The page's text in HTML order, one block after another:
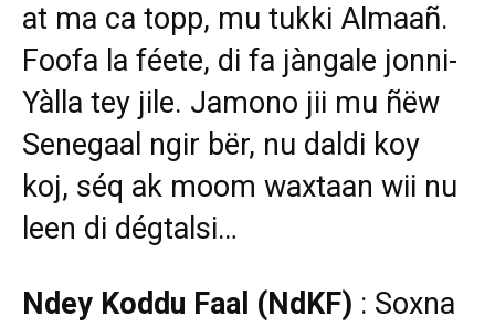
at ma ca topp, mu tukki Almaañ.
Foofa la féete, di fa jàngale jonni-
Yàlla tey jile. Jamono jii mu ñëw
Senegaal ngir bër, nu daldi koy
koj, séq ak moom waxtaan wii nu
leen di dégtalsi…
Ndey Koddu Faal (NdKF) : Soxna